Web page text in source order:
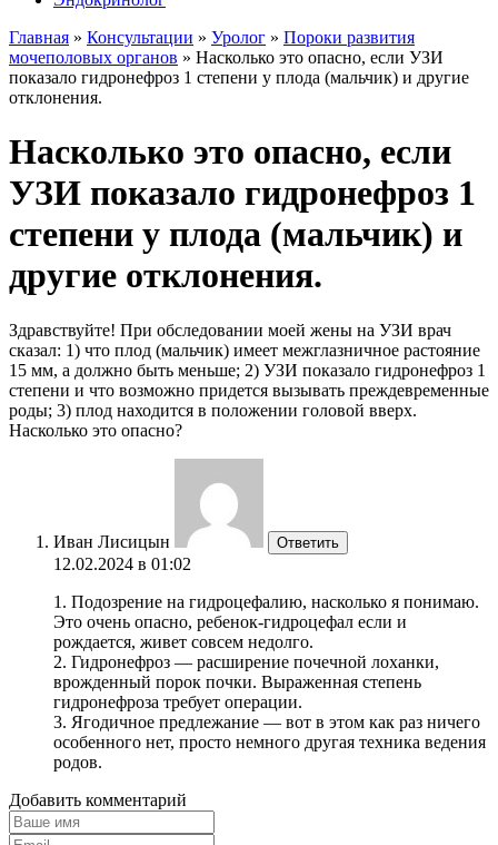
Главная » Консультации » Уролог » Пороки развития
мочеполовых органов » Насколько это опасно, если УЗИ
показало гидронефроз 1 степени у плода (мальчик) и другие
отклонения.
Насколько это опасно, если
УЗИ показало гидронефроз 1
степени у плода (мальчик) и
другие отклонения.
Здравствуйте! При обследовании моей жены на УЗИ врач
сказал: 1) что плод (мальчик) имеет межглазничное растояние
15 мм, а должно быть меньше; 2) УЗИ показало гидронефроз 1
степени и что возможно придется вызывать преждевременные
роды; 3) плод находится в положении головой вверх.
Насколько это опасно?
Иван Лисицын Ответить
12.02.2024 в 01:02
1. Подозрение на гидроцефалию, насколько я понимаю.
Это очень опасно, ребенок-гидроцефал если и
рождается, живет совсем недолго.
2. Гидронефроз — расширение почечной лоханки,
врожденный порок почки. Выраженная степень
гидронефроза требует операции.
3. Ягодичное предлежание — вот в этом как раз ничего
особенного нет, просто немного другая техника ведения
родов.
Добавить комментарий